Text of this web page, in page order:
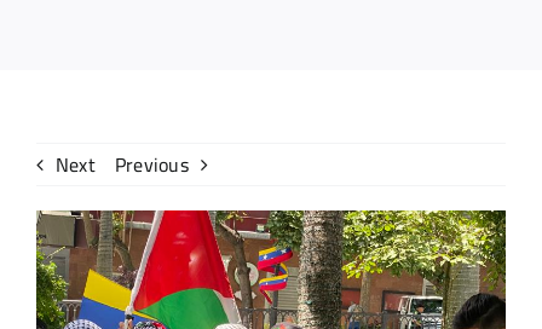
اتصل بنا
EN
Previous
Next